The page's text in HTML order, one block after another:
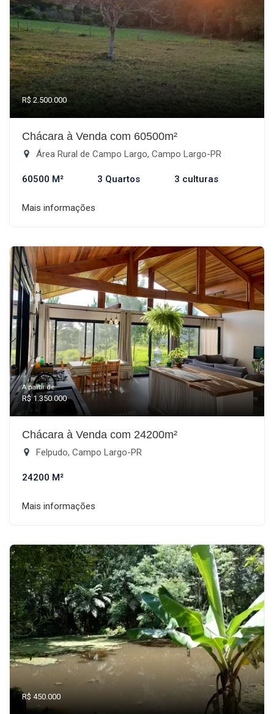
R$ 2.500.000
Chácara à Venda com 60500m²
Área Rural de Campo Largo, Campo Largo-PR
60500 M² 3 Quartos 3 culturas
Mais informações
A partir de:
R$ 1.350.000
Chácara à Venda com 24200m²
Felpudo, Campo Largo-PR
24200 M²
Mais informações
R$ 450.000